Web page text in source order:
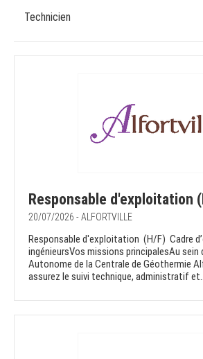
Technicien
Responsable d'exploitation
20/07/2026 - ALFORTVILLE
Responsable d'exploitation (H/F) Cadre
ingénieursVos missions principalesAu sein
Autonome de la Centrale de Géothermie
assurez le suivi technique, administratif